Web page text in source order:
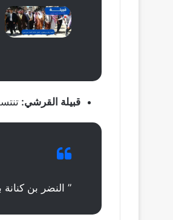
قبيلة القرشي:
” النضر بن